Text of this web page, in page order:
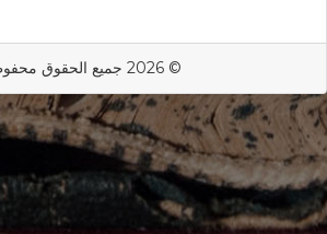
© 2026 جميع الحقوق محفوظة